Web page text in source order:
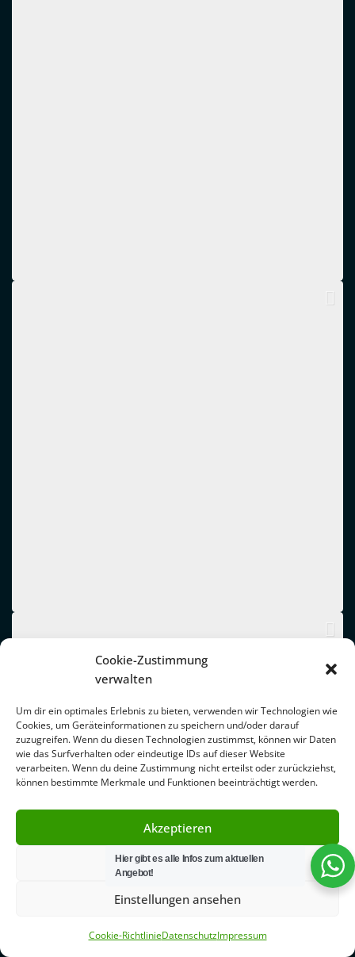
Cookie-Zustimmung
verwalten
Um dir ein optimales Erlebnis zu bieten, verwenden wir Technologien wie
Cookies, um Geräteinformationen zu speichern und/oder darauf
zuzugreifen. Wenn du diesen Technologien zustimmst, können wir Daten
wie das Surfverhalten oder eindeutige IDs auf dieser Website
verarbeiten. Wenn du deine Zustimmung nicht erteilst oder zurückziehst,
können bestimmte Merkmale und Funktionen beeinträchtigt werden.
Akzeptieren
Ablehnen
Einstellungen ansehen
Cookie-RichtlinieDatenschutzImpressum
Hier gibt es alle Infos zum aktuellen
Angebot!